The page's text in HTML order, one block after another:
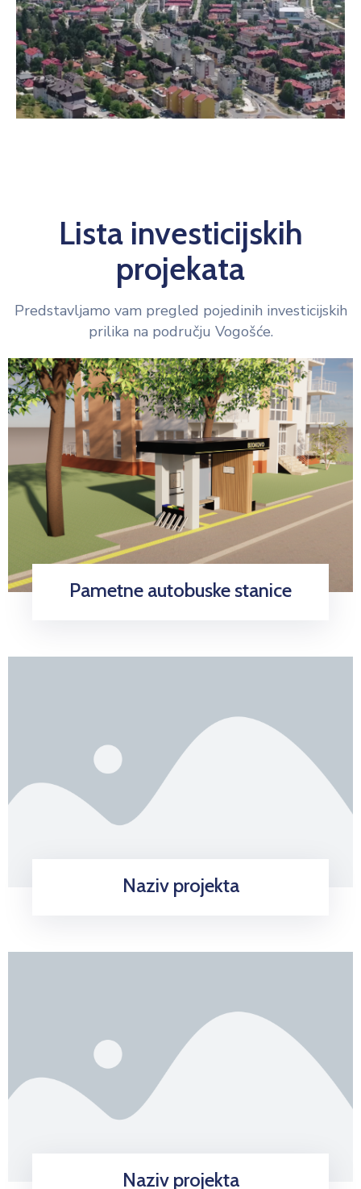
Lista investicijskih
projekata
Predstavljamo vam pregled pojedinih investicijskih
prilika na području Vogošće.
Pametne autobuske stanice
Naziv projekta
Naziv projekta